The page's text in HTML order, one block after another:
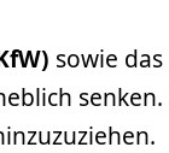
sowie das